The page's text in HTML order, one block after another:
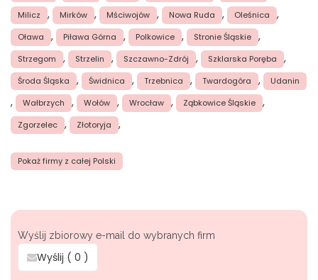
Milicz , Mirków , Mściwojów , Nowa Ruda , Oleśnica ,
Oława , Piława Górna , Polkowice , Stronie Śląskie ,
Strzegom , Strzelin , Szczawno-Zdrój , Szklarska Poręba ,
Środa Śląska , Świdnica , Trzebnica , Twardogóra , Udanin
, Wałbrzych , Wołów , Wrocław , Ząbkowice Śląskie ,
Zgorzelec , Złotoryja ,
Pokaż firmy z całej Polski
Wyślij zbiorowy e-mail do wybranych firm
Wyślij ( 0 )